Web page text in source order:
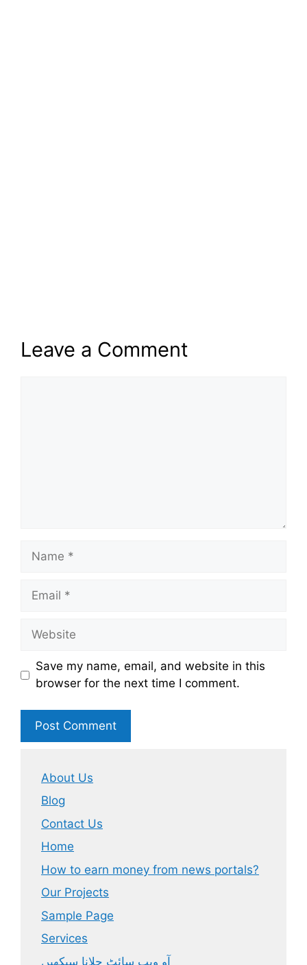
Leave a Comment
Name
Email
Website
Save my name, email, and website in this
browser for the next time I comment.
About Us
Blog
Contact Us
Home
How to earn money from news portals?
Our Projects
Sample Page
Services
آو ویب سائٹ چلانا سیکھیں